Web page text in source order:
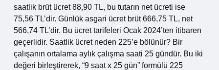
saatlik brüt ücret 88,90 TL, bu tutarın net ücreti ise
75,56 TL’dir. Günlük asgari ücret brüt 666,75 TL, net
566,74 TL’dir. Bu ücret tarifeleri Ocak 2024’ten itibaren
geçerlidir. Saatlik ücret neden 225’e bölünür? Bir
çalışanın ortalama aylık çalışma saati 25 gündür. Bu iki
değeri birleştirerek, “9 saat x 25 gün” formülü 225